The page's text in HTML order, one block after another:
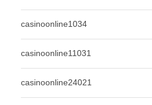
casinoonline1034
casinoonline11031
casinoonline24021